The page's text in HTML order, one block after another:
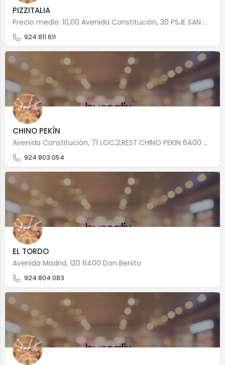
PIZZITALIA
Precio medio: 10,00 Avenida Constitución, 30 PSJE SAN MARCOS LOC 2 6400 Don Benito
924 811 611
CHINO PEKÍN
Avenida Constitución, 71 LOC;2;REST.CHINO PEKIN 6400 Don Benito
924 803 054
EL TORDO
Avenida Madrid, 120 6400 Don Benito
924 804 083